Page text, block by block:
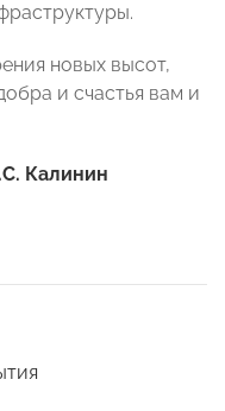
новых высот,
и счастья вам и
Калинин